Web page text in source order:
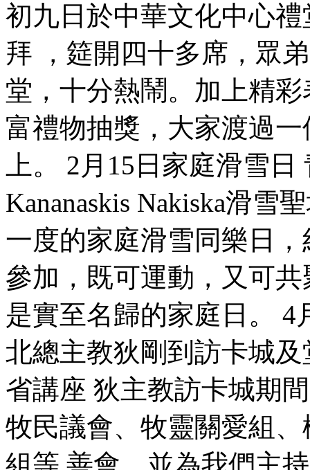
初九日於中華文化中心
拜 ，筵開四十多席，眾
堂，十分熱鬧。加上精
富禮物抽獎，大家渡過
上。 2月15日家庭滑雪日
Kananaskis Nakiska滑雪
一度的家庭滑雪同樂日
參加，既可運動，又可
是實至名歸的家庭日。 4
北總主教狄剛到訪卡城
省講座 狄主教訪卡城期
牧民議會、牧靈關愛組